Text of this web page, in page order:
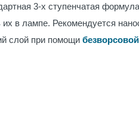
3-х ступенчатая
в лампе. Рекомендуется
слой при помощи